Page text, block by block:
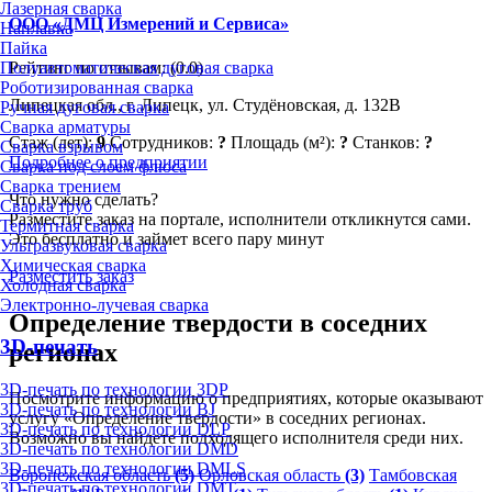
Лазерная сварка
Наплавка
Пайка
Полуавтоматическая дуговая сварка
Роботизированная сварка
Ручная дуговая сварка
Сварка арматуры
Сварка взрывом
Сварка под слоем флюса
Сварка трением
Сварка труб
Термитная сварка
Ультразвуковая сварка
Химическая сварка
Холодная сварка
Электронно-лучевая сварка
3D-печать
3D-печать по технологии 3DP
3D-печать по технологии BJ
3D-печать по технологии DLP
3D-печать по технологии DMD
3D-печать по технологии DMLS
3D-печать по технологии DMT
ООО «ДМЦ Измерений и Сервиса»
Рейтинг по отзывам:(0.0)
Липецкая обл., г. Липецк, ул. Студёновская, д. 132В
Стаж (лет):9 Сотрудников: ? Площадь (м²): ? Станков: ?
Подробнее о предприятии
Что нужно сделать?
Разместите заказ на портале, исполнители откликнутся сами.
Это бесплатно и займет всего пару минут
Разместить заказ
Определение твердости в соседних
регионах
Посмотрите информацию о предприятиях, которые оказывают
услугу «Определение твердости» в соседних регионах.
Возможно вы найдете подходящего исполнителя среди них.
Воронежская область(5) Орловская область (3) Тамбовская